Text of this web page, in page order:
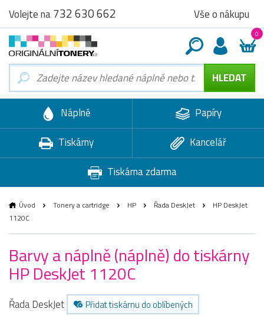
Volejte na732 630 662 Vše o nákupu
0
Náplně
Papíry
Tiskárny
Kancelář
Tiskárna zdarma
Úvod Tonery a cartridge HP Řada DeskJet
HP DeskJet
1120C
Barvy a náplně (náplně) do tiskárny
HP DeskJet 1120C
Řada DeskJet Přidat tiskárnu do oblíbených